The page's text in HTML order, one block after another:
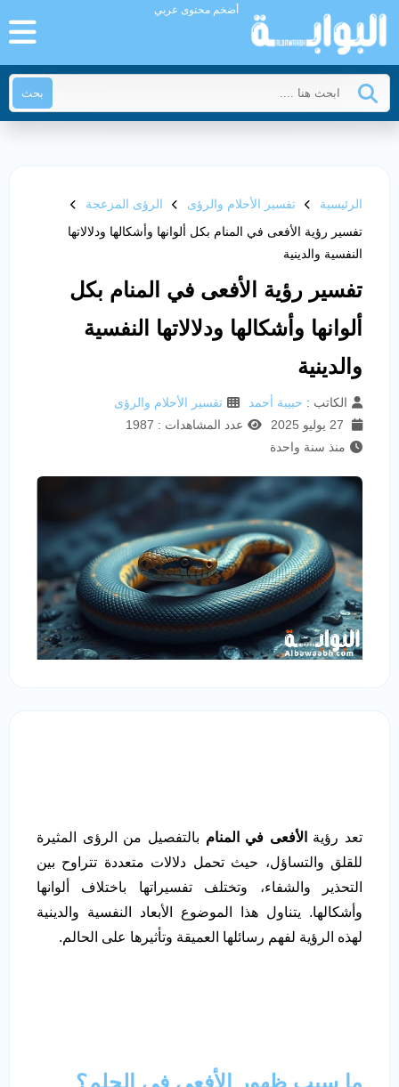
أضخم محتوى عربي
بحث
الرئيسية تفسير الأحلام والرؤى
الرؤى المزعجة
تفسير رؤية الأفعى في المنام بكل ألوانها وأشكالها ودلالاتها
النفسية والدينية
تفسير رؤية الأفعى في المنام بكل
ألوانها وأشكالها ودلالاتها النفسية
والدينية
الكاتب : حبيبة أحمد
تفسير الأحلام والرؤى
عدد المشاهدات : 1987
منذ سنة واحدة
تعد رؤية الأفعى في المنام بالتفصيل من الرؤى المثيرة
للقلق والتساؤل، حيث تحمل دلالات متعددة تتراوح بين
التحذير والشفاء، وتختلف تفسيراتها باختلاف ألوانها
وأشكالها. يتناول هذا الموضوع الأبعاد النفسية والدينية
لهذه الرؤية لفهم رسائلها العميقة وتأثيرها على الحالم.
ما سبب ظهور الأفعى في الحلم؟